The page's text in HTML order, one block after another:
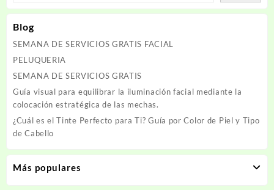
Blog
SEMANA DE SERVICIOS GRATIS FACIAL
PELUQUERIA
SEMANA DE SERVICIOS GRATIS
Guía visual para equilibrar la iluminación facial mediante la
colocación estratégica de las mechas.
¿Cuál es el Tinte Perfecto para Ti? Guía por Color de Piel y Tipo
de Cabello
Más populares